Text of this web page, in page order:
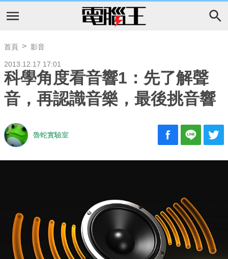
首頁 影音
2013.12.17 17:01
科學角度看音響1：先了解聲
音，再認識音樂，最後挑音響
魯蛇實驗室